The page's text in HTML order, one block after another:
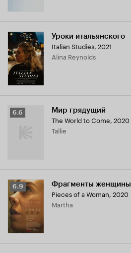
Уроки итальянского
Italian Studies, 2021
Alina Reynolds
Рейтинг
6.6 Мир грядущий
The World to Come, 2020
Tallie
Рейтинг
Кинопоиска
6.9
6.9 Фрагменты женщины
Pieces of a Woman, 2020
Martha